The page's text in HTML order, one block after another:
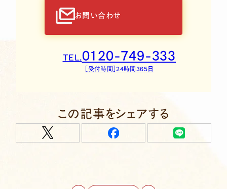
お問い合わせ
TEL.0120-749-333
［受付時間］24時間365日
この記事をシェアする